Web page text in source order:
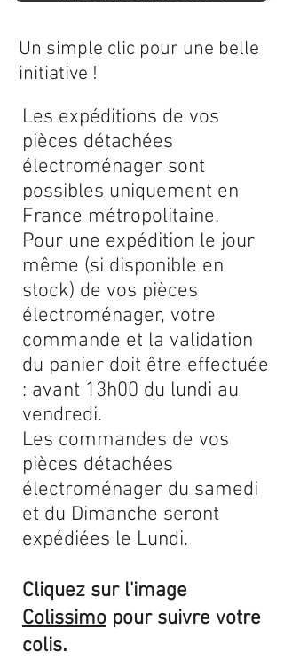
Les expéditions de vos
pièces détachées
électroménager sont
possibles uniquement en
France métropolitaine.
Pour une expédition le jour
même (si disponible en
stock) de vos pièces
électroménager, votre
commande et la validation
du panier doit être effectuée
: avant 13h00 du lundi au
vendredi.
Les commandes de vos
pièces détachées
électroménager du samedi
et du Dimanche seront
expédiées le Lundi.
Cliquez sur l'image
Colissimo pour suivre votre
colis.
Un simple clic pour une belle
initiative !